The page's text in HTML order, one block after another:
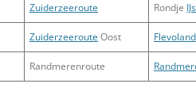
Zuiderzeeroute Rondje
Zuiderzeeroute Oost Flevoland
Randmerenroute